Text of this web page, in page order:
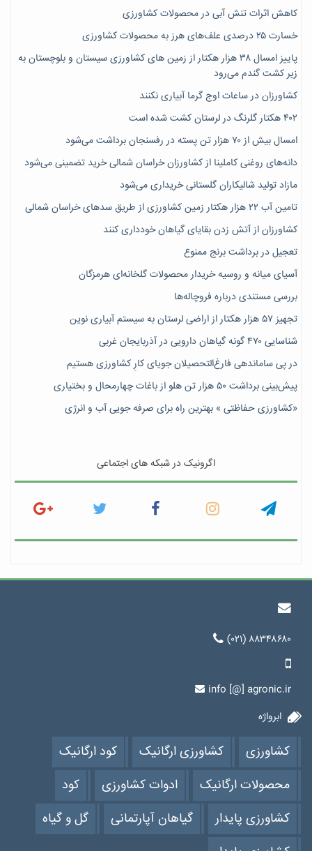
کاهش اثرات تنش آبی در محصولات کشاورزی
خسارت ۲۵ درصدی علف‌های هرز به محصولات کشاورزی
پاییز امسال ۳۸ هزار هکتار از زمین های کشاورزی سیستان و بلوچستان به
زیر کشت گندم می‌رود
کشاورزان در ساعات اوج گرما آبیاری نکنند
۴۰۲ هکتار گلرنگ در لرستان کشت شده است
امسال بیش از ۷۰ هزار تن پسته در رفسنجان برداشت می‌شود
دانه‌های روغنی کاملینا از کشاورزان خراسان شمالی خرید تضمینی می‌شود
مازاد تولید شالیکاران گلستانی خریداری می‌شود
تامین آب ۲۲ هزار هکتار زمین کشاورزی از طریق سدهای خراسان شمالی
کشاورزان از آتش زدن بقایای گیاهان خودداری کنند
تعجیل در برداشت برنج ممنوع
آسیای میانه و روسیه خریدار محصولات گلخانه‌ای هرمزگان
بررسی مستندی درباره فروچاله‌ها
تجهیز ۵۷ هزار هکتار از اراضی لرستان به سیستم آبیاری نوین
شناسایی ۴۷٠ گونه گیاهان دارویی در آذربایجان غربی
در پی ساماندهی فارغ‌التحصیلان جویای کارِ کشاورزی هستیم
پیش‎‌بینی برداشت ۵۰ هزار تن هلو از باغات چهارمحال و بختیاری
«کشاورزی حفاظتی » بهترین راه برای صرفه جویی آب و انرژی
اگرونیک در شبکه های اجتماعی
(۰۲۱) ۸۸۳۴۸۶۸۰
info [@] agronic.ir
ابرواژه
کشاورزی کشاورزی ارگانیک
کود ارگانیک
محصولات ارگانیک
ادوات کشاورزی
کود
کشاورزی پایدار
گیاهان آپارتمانی
گل و گیاه